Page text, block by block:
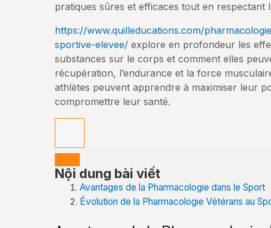
pratiques sûres et efficaces tout en respectant
https://www.quilleducations.com/
sportive-elevee/ explore en profondeur les
substances sur le corps et comment elles
récupération, l’endurance et la force
athlètes peuvent apprendre à maximiser leur
compromettre leur santé.
Nội dung bài viết
Avantages de la Pharmacologie dans le Sport
Évolution de la Pharmacologie Vétérans au